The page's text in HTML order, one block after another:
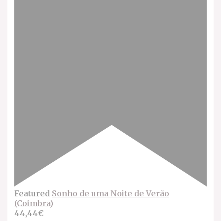
Featured Sonho de uma Noite de Verão
(Coimbra)
44,44€